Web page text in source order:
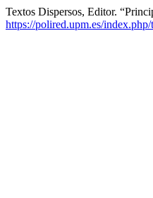
Textos Dispersos, Editor.
https://polired.upm.es/